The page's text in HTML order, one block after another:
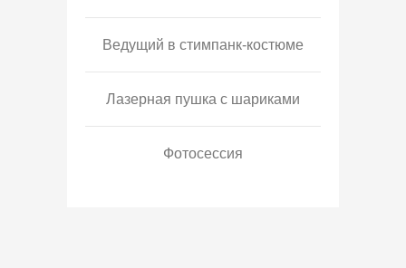
Ведущий в стимпанк-костюме
Лазерная пушка с шариками
Фотосессия